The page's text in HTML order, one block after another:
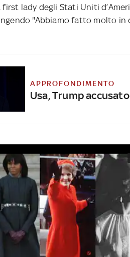
first lady degli Stati Uniti
"Abbiamo fatto molto
APPROFONDIMENTO
Usa, Trump